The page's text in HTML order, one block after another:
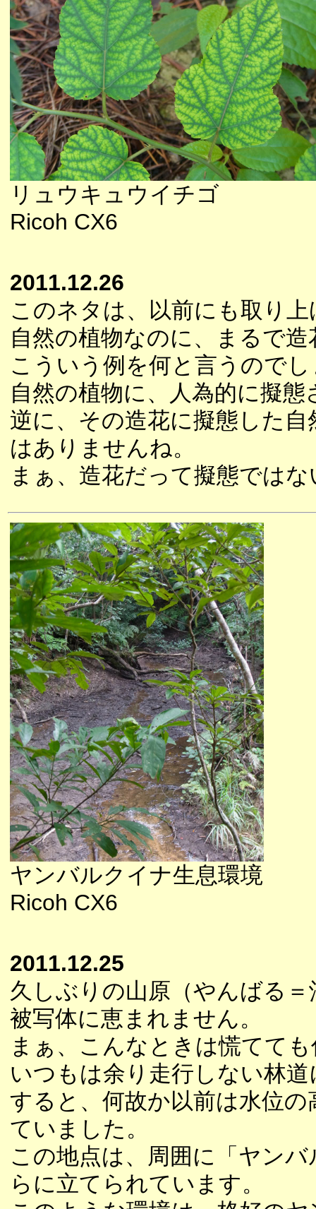
リュウキュウイチゴ
Ricoh CX6
2011.12.26
このネタは、以前にも取り
自然の植物なのに、まるで
こういう例を何と言うので
自然の植物に、人為的に擬
逆に、その造花に擬態した
はありませんね。
まぁ、造花だって擬態では
ヤンバルクイナ生息環境
Ricoh CX6
2011.12.25
久しぶりの山原（やんばる
被写体に恵まれません。
まぁ、こんなときは慌てて
いつもは余り走行しない林
すると、何故か以前は水位
ていました。
この地点は、周囲に「ヤン
らに立てられています。